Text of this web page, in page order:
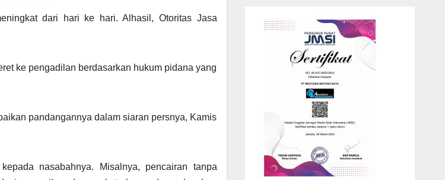
dari hari ke hari. Alhasil, Otoritas Jasa
ke pengadilan berdasarkan hukum pidana yang
pandangannya dalam siaran persnya, Kamis
nasabahnya. Misalnya, pencairan tanpa